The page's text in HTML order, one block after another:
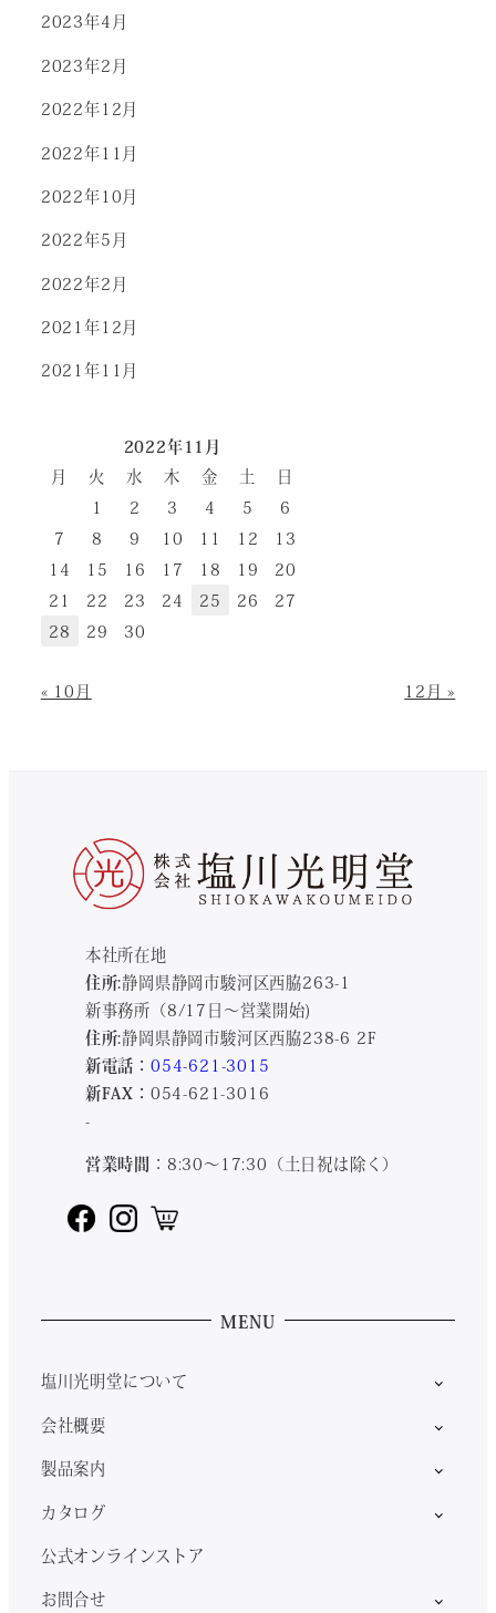
2023年4月
2023年2月
2022年12月
2022年11月
2022年10月
2022年5月
2022年2月
2021年12月
2021年11月
2022年11月
月
火 水 木 金 土
日
1
2 3 4 5
6
7
8 9 10 11 12
13
14
15 16 17 18 19
20
21
22 23 24 25 26
27
28
29 30
« 10月 12月 »
本社所在地
住所:静岡県静岡市駿河区西脇263-1
新事務所（8/17日～営業開始)
住所:静岡県静岡市駿河区西脇238-6 2F
新電話： 054-621-3015
新FAX： 054-621-3016
-
営業時間 ：8:30～17:30（土日祝は除く）
MENU
塩川光明堂について
会社概要
製品案内
カタログ
公式オンラインストア
お問合せ